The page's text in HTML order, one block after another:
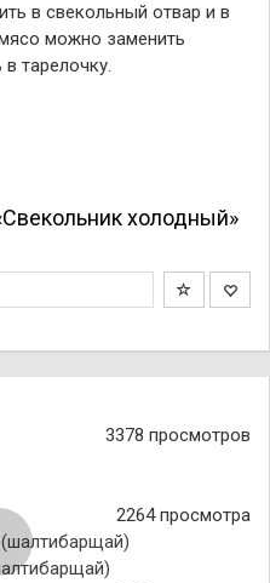
в свекольный отвар и в
можно заменить
тарелочку.
холодный»
3378 просмотров
2264 просмотра